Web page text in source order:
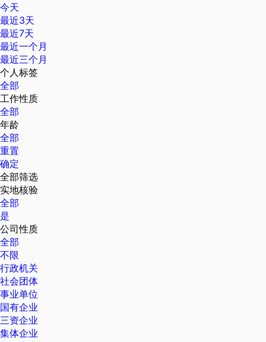
今天
最近3天
最近7天
最近一个月
最近三个月
个人标签
全部
工作性质
全部
年龄
全部
重置
确定
全部筛选
实地核验
全部
是
公司性质
全部
不限
行政机关
社会团体
事业单位
国有企业
三资企业
集体企业